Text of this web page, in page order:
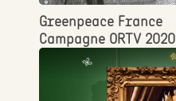
Greenpeace France
Campagne ORTV 2020